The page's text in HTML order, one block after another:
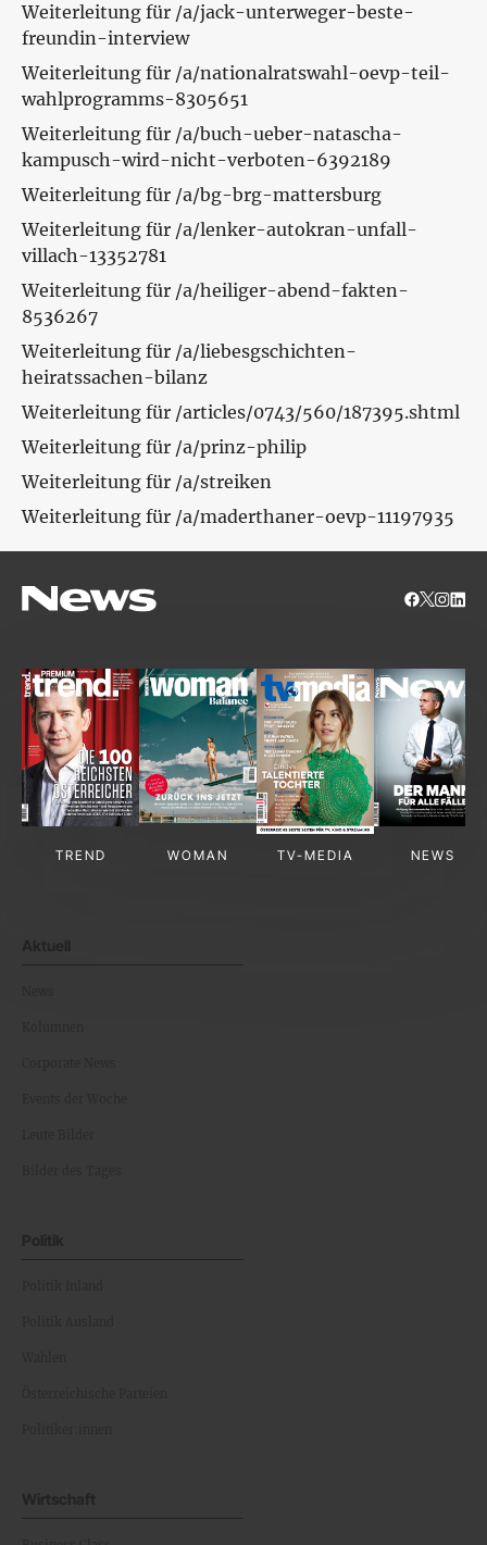
Weiterleitung für /a/jack-unterweger-beste-
freundin-interview
Weiterleitung für /a/nationalratswahl-oevp-teil-
wahlprogramms-8305651
Weiterleitung für /a/buch-ueber-natascha-
kampusch-wird-nicht-verboten-6392189
Weiterleitung für /a/bg-brg-mattersburg
Weiterleitung für /a/lenker-autokran-unfall-
villach-13352781
Weiterleitung für /a/heiliger-abend-fakten-
8536267
Weiterleitung für /a/liebesgschichten-
heiratssachen-bilanz
Weiterleitung für /articles/0743/560/187395.shtml
Weiterleitung für /a/prinz-philip
Weiterleitung für /a/streiken
Weiterleitung für /a/maderthaner-oevp-11197935
TREND WOMAN TV-MEDIA NEWS